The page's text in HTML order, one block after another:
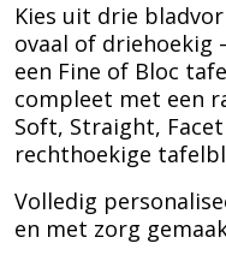
Kies uit drie
ovaal of driehoekig
een Fine of Bloc
compleet met een
Soft, Straight,
rechthoekige
Volledig
en met zorg